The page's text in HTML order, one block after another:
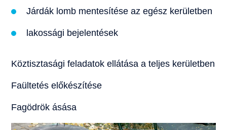
Járdák lomb mentesítése az egész kerületben
lakossági bejelentések
Köztisztasági feladatok ellátása a teljes kerületben
Faültetés előkészítése
Fagödrök ásása